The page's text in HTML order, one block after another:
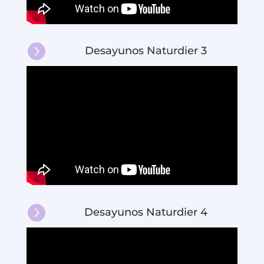
 Desayunos Naturdier 3
 Desayunos Naturdier 4